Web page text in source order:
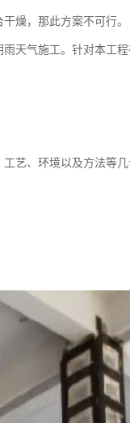
燥，那此方案不可行。
天气施工。针对本工
艺、环境以及方法等